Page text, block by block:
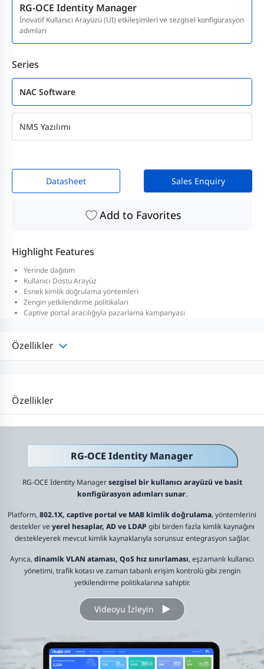
RG-OCE Identity Manager
İnovatif Kullanıcı Arayüzü (UI) etkileşimleri ve sezgisel konfigürasyon
adımları
Series
NAC Software
NMS Yazılımı
Datasheet Sales Enquiry
Add to Favorites
Highlight Features
Yerinde dağıtım
Kullanıcı Dostu Arayüz
Esnek kimlik doğrulama yöntemleri
Zengin yetkilendirme politikaları
Captive portal aracılığıyla pazarlama kampanyası
Özellikler
Özellikler
RG-OCE Identity Manager
RG-OCE Identity Managersezgisel bir kullanıcı arayüzü ve basit
konfigürasyon adımları sunar.
Platform, 802.1X, captive portal ve MAB kimlik doğrulama, yöntemlerini
destekler veyerel hesaplar, AD ve LDAP gibi birden fazla kimlik kaynağını
destekleyerek mevcut kimlik kaynaklarıyla sorunsuz entegrasyon sağlar.
Ayrıca, dinamik VLAN ataması, QoS hız sınırlaması, eşzamanlı kullanıcı
yönetimi, trafik kotası ve zaman tabanlı erişim kontrolü gibi zengin
yetkilendirme politikalarına sahiptir.
Videoyu İzleyin